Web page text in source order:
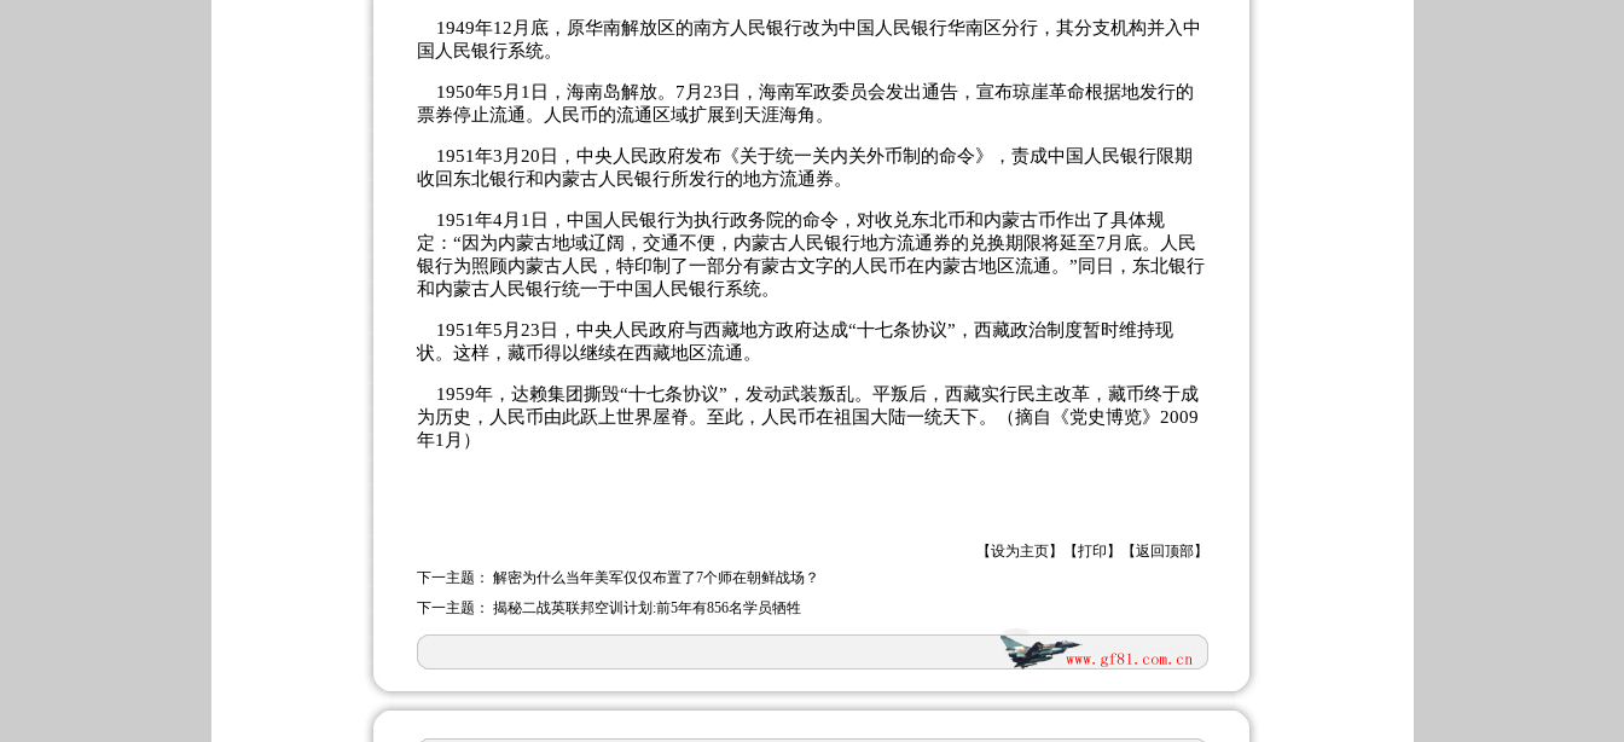
1949年12月底，原华南解放区的南方人民银行改为中国人民银行华南区分行，其分支机构并入中
国人民银行系统。
1950年5月1日，海南岛解放。7月23日，海南军政委员会发出通告，宣布琼崖革命根据地发行的
票券停止流通。人民币的流通区域扩展到天涯海角。
1951年3月20日，中央人民政府发布《关于统一关内关外币制的命令》，责成中国人民银行限期
收回东北银行和内蒙古人民银行所发行的地方流通券。
1951年4月1日，中国人民银行为执行政务院的命令，对收兑东北币和内蒙古币作出了具体规
定：“因为内蒙古地域辽阔，交通不便，内蒙古人民银行地方流通券的兑换期限将延至7月底。人民
银行为照顾内蒙古人民，特印制了一部分有蒙古文字的人民币在内蒙古地区流通。”同日，东北银行
和内蒙古人民银行统一于中国人民银行系统。
1951年5月23日，中央人民政府与西藏地方政府达成“十七条协议”，西藏政治制度暂时维持现
状。这样，藏币得以继续在西藏地区流通。
1959年，达赖集团撕毁“十七条协议”，发动武装叛乱。平叛后，西藏实行民主改革，藏币终于成
为历史，人民币由此跃上世界屋脊。至此，人民币在祖国大陆一统天下。（摘自《党史博览》2009
年1月）
【设为主页】【打印 】【返回顶部】
下一主题： 解密为什么当年美军仅仅布置了7个师在朝鲜战场？
下一主题： 揭秘二战英联邦空训计划:前5年有856名学员牺牲